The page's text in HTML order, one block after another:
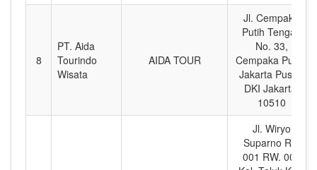
8
PT. Aida
Tourindo
Wisata
AIDA TOUR
Jl. Cempaka
Putih Tengah
No. 33,
Cempaka Putih,
Jakarta Pusat,
DKI Jakarta,
10510
Jl. Wiryo
Suparno RT.
001 RW. 004